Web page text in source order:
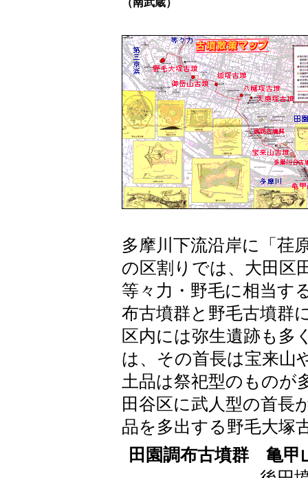
（南武蔵）
多摩川下流沿岸に「荏
の区割りでは、大田区
等々力・野毛に相当す
布古墳群と野毛古墳群
区内には弥生遺跡も多
は、その首長は宝来山
土品は祭祀型のものが
田谷区に武人型の首長
品を多出する野毛大塚
田園調布古墳群 亀甲